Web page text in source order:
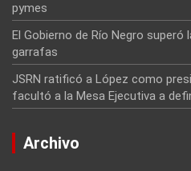
pymes
El Gobierno de Río Negro superó
garrafas
JSRN ratificó a López como
facultó a la Mesa Ejecutiva a
Archivo